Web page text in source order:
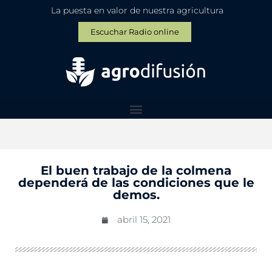
La puesta en valor de nuestra agricultura
Escuchar Radio online
El buen trabajo de la colmena
dependerá de las condiciones que le
demos.
abril 15, 2021